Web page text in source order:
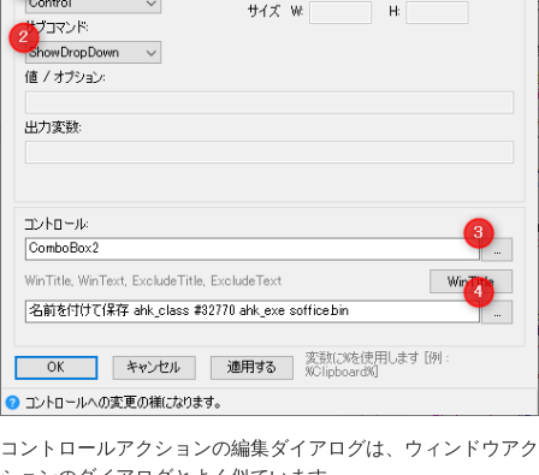
コントロールアクションの編集ダイアログは、ウィンドウアク